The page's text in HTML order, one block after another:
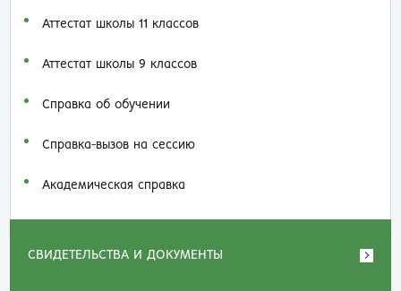
Аттестат школы 11 классов
Аттестат школы 9 классов
Справка об обучении
Справка-вызов на сессию
Академическая справка
СВИДЕТЕЛЬСТВА И ДОКУМЕНТЫ